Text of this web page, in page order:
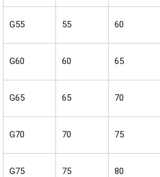
G55 55 60
G60 60 65
G65 65 70
G70 70 75
G75 75 80